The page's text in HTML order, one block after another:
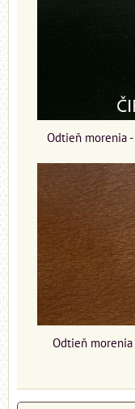
Odtieň morenia
Odtieň morenia